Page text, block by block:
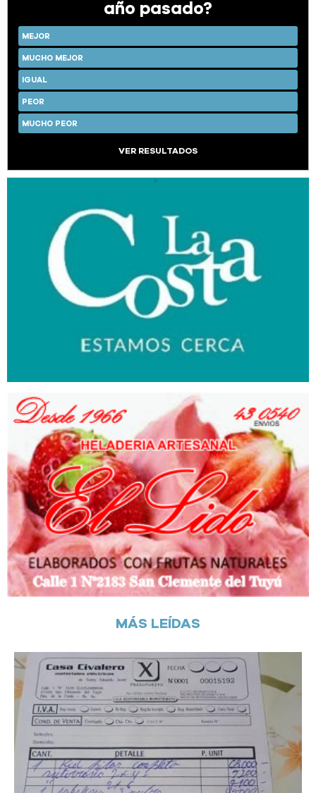
año pasado?
MEJOR
MUCHO MEJOR
IGUAL
PEOR
MUCHO PEOR
VER RESULTADOS
MÁS LEÍDAS